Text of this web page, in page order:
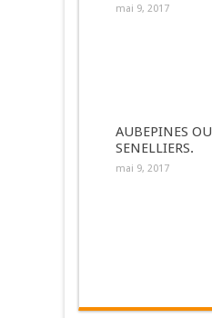
mai 9, 2017
AUBEPINES OU
SENELLIERS.
mai 9, 2017